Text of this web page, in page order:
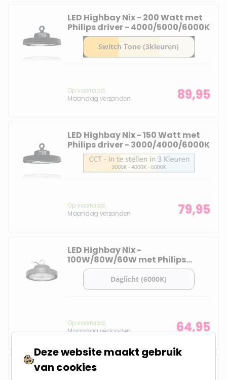
LED Highbay Nix - 200 Watt met
Philips driver - 4000/5000/6000K
Op voorraad,
Maandag verzonden
89,95
LED Highbay Nix - 150 Watt met
Philips driver - 3000/4000/6000K
Op voorraad,
Maandag verzonden
79,95
LED Highbay Nix -
100W/80W/60W met Philips
driver
Op voorraad,
Maandag verzonden
64,95
LED Highbay Argos -
Deze website maakt gebruik
van cookies